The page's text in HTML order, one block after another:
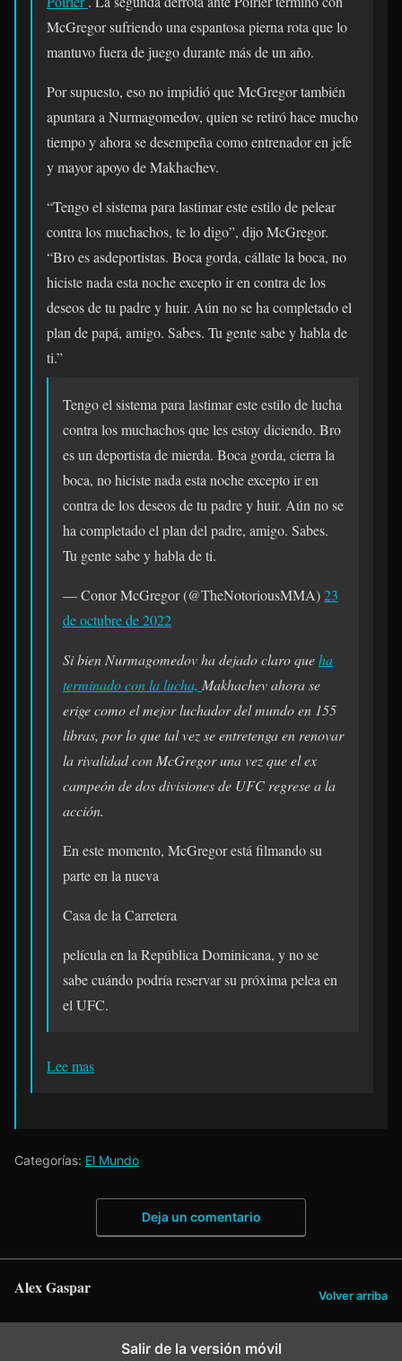
McGregor sufriendo una espantosa pierna rota que lo
mantuvo fuera de juego durante más de un año.
Por supuesto, eso no impidió que McGregor también
apuntara a Nurmagomedov, quien se retiró hace mucho
tiempo y ahora se desempeña como entrenador en jefe
y mayor apoyo de Makhachev.
“Tengo el sistema para lastimar este estilo de pelear
contra los muchachos, te lo digo”, dijo McGregor.
“Bro es asdeportistas. Boca gorda, cállate la boca, no
hiciste nada esta noche excepto ir en contra de los
deseos de tu padre y huir. Aún no se ha completado el
plan de papá, amigo. Sabes. Tu gente sabe y habla de
ti.”
Tengo el sistema para lastimar este estilo de lucha
contra los muchachos que les estoy diciendo. Bro
es un deportista de mierda. Boca gorda, cierra la
boca, no hiciste nada esta noche excepto ir en
contra de los deseos de tu padre y huir. Aún no se
ha completado el plan del padre, amigo. Sabes.
Tu gente sabe y habla de ti.
— Conor McGregor (@TheNotoriousMMA)23
de octubre de 2022
Si bien Nurmagomedov ha dejado claro queha
terminado con la lucha, Makhachev ahora se
erige como el mejor luchador del mundo en 155
libras, por lo que tal vez se entretenga en renovar
la rivalidad con McGregor una vez que el ex
campeón de dos divisiones de UFC regrese a la
acción.
En este momento, McGregor está filmando su
parte en la nueva
Casa de la Carretera
película en la República Dominicana, y no se
sabe cuándo podría reservar su próxima pelea en
el UFC.
Lee mas
Categorías: El Mundo
Deja un comentario
Alex Gaspar Volver arriba
Salir de la versión móvil